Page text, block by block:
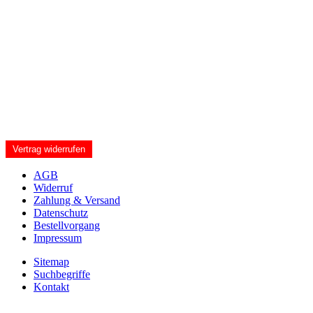
Vertrag widerrufen
AGB
Widerruf
Zahlung & Versand
Datenschutz
Bestellvorgang
Impressum
Sitemap
Suchbegriffe
Kontakt